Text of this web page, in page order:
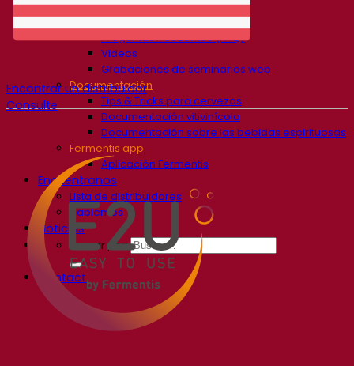
Centro de conocimiento
Conocimientos expertos
Preguntas frecuentes (FAQ)
Videos
Grabaciones de seminarios web
Documentación
Tips & Tricks para cervezas
Documentación vitivinícola
Documentación sobre las bebidas espirituosas
Fermentis app
Aplicación Fermentis
Encuéntranos
Lista de distribuidores
Hablemos
Noticias
Buscar por:
Contact
Encontrar un distribuidor
Consulte